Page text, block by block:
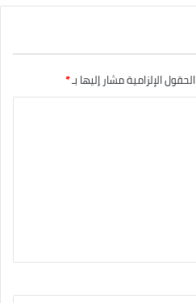
الحقول الإلزامية مشار إليها بـ*